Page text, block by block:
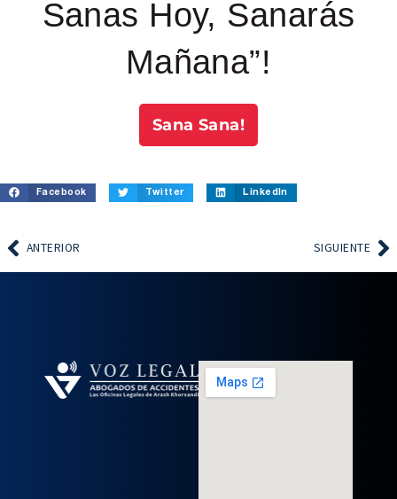
Sanas Hoy, Sanarás
Mañana”!
Sana Sana!
Facebook Twitter LinkedIn
ANTERIOR SIGUIENTE